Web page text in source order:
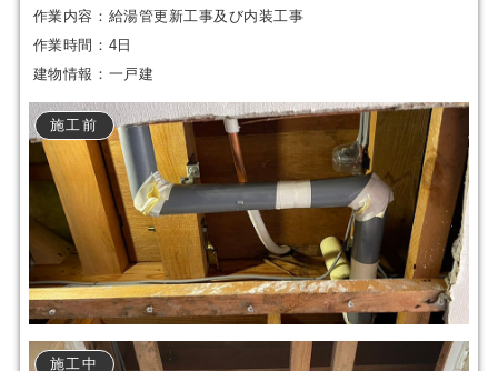
作業内容：給湯管更新工事及び内装工事
作業時間：4日
建物情報：一戸建
施工前
施工中